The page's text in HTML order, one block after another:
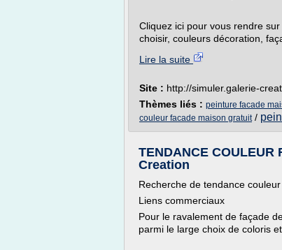
Cliquez ici pour vous rendre
choisir, couleurs décoration,
Lire la suite
Site : http://simuler.galerie-
Thèmes liés : peinture facade
couleur facade maison gratuit/
TENDANCE COULEUR
Creation
Recherche de tendance
Liens commerciaux
Pour le ravalement de façade
parmi le large choix de coloris